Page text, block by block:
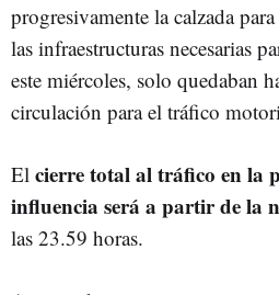
progresivamente la calzada
las infraestructuras necesarias
este miércoles, solo quedaban
circulación para el tráfico
El cierre total al tráfico en la
influencia será a partir de la
las 23.59 horas.